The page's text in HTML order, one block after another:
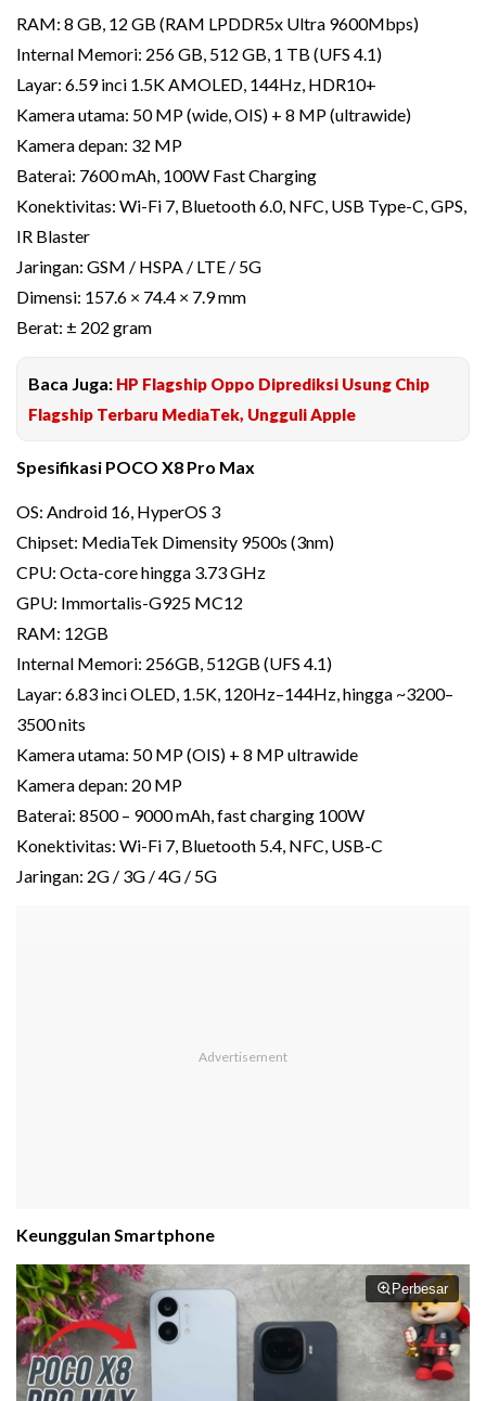
RAM: 8 GB, 12 GB (RAM LPDDR5x Ultra 9600Mbps)
Internal Memori: 256 GB, 512 GB, 1 TB (UFS 4.1)
Layar: 6.59 inci 1.5K AMOLED, 144Hz, HDR10+
Kamera utama: 50 MP (wide, OIS) + 8 MP (ultrawide)
Kamera depan: 32 MP
Baterai: 7600 mAh, 100W Fast Charging
Konektivitas: Wi-Fi 7, Bluetooth 6.0, NFC, USB Type-C, GPS,
IR Blaster
Jaringan: GSM / HSPA / LTE / 5G
Dimensi: 157.6 × 74.4 × 7.9 mm
Berat: ± 202 gram
Baca Juga: HP Flagship Oppo Diprediksi Usung Chip
Flagship Terbaru MediaTek, Ungguli Apple
Spesifikasi POCO X8 Pro Max
OS: Android 16, HyperOS 3
Chipset: MediaTek Dimensity 9500s (3nm)
CPU: Octa-core hingga 3.73 GHz
GPU: Immortalis-G925 MC12
RAM: 12GB
Internal Memori: 256GB, 512GB (UFS 4.1)
Layar: 6.83 inci OLED, 1.5K, 120Hz–144Hz, hingga ~3200–
3500 nits
Kamera utama: 50 MP (OIS) + 8 MP ultrawide
Kamera depan: 20 MP
Baterai: 8500 – 9000 mAh, fast charging 100W
Konektivitas: Wi-Fi 7, Bluetooth 5.4, NFC, USB-C
Jaringan: 2G / 3G / 4G / 5G
Keunggulan Smartphone
Perbesar